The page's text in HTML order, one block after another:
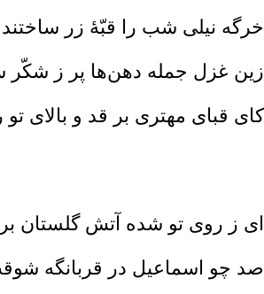
خرگه نیلی شب را قبّۀ زر ساختند
زین غزل جمله دهن‌ها پر ز شکّر
کای قبای مهتری بر قد و بالای
ای ز روی تو شده آتش گلستان
صد چو اسماعیل در قربانگه